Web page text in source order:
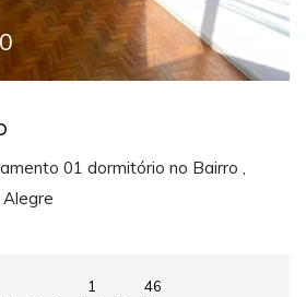
01 dormitório no Bairro ,
1
46